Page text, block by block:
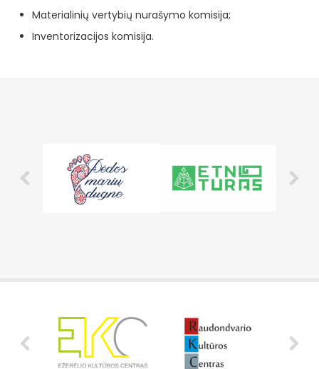
Materialinių vertybių nurašymo komisija;
Inventorizacijos komisija.